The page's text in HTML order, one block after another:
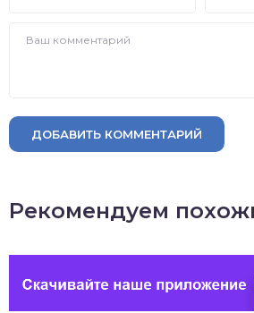
ДОБАВИТЬ КОММЕНТАРИЙ
Рекомендуем